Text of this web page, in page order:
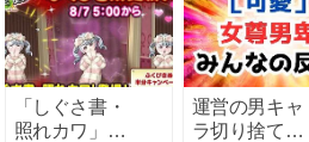
「しぐさ書・
照れカワ」現
運営の男キャ
ラ切り捨てが